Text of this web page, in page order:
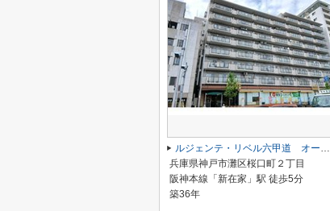
ルジェンテ・リベル六甲道 オーナーチェンジ物件
兵庫県神戸市灘区桜口町２丁目
阪神本線「新在家」駅 徒歩5分
築36年